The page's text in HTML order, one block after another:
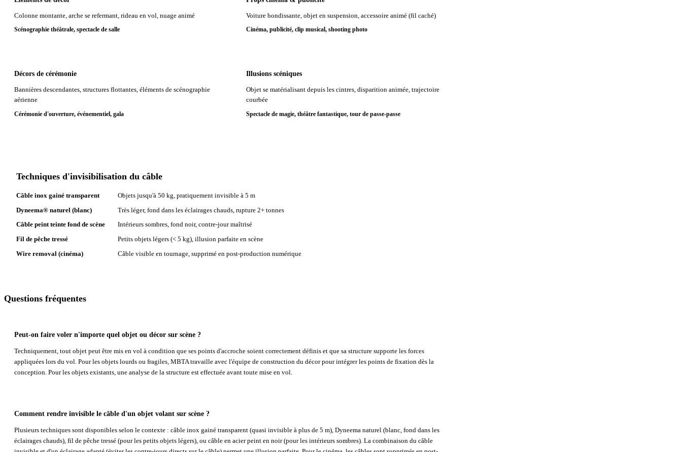
Colonne montante, arche se refermant, rideau en vol, nuage animé
Scénographie théâtrale, spectacle de salle
Voiture bondissante, objet en suspension, accessoire animé (fil caché)
Cinéma, publicité, clip musical, shooting photo
Décors de cérémonie
Bannières descendantes, structures flottantes, éléments de scénographie
aérienne
Cérémonie d'ouverture, événementiel, gala
Illusions scéniques
Objet se matérialisant depuis les cintres, disparition animée, trajectoire
courbée
Spectacle de magie, théâtre fantastique, tour de passe-passe
Techniques d'invisibilisation du câble
Câble inox gainé transparent
Objets jusqu'à 50 kg, pratiquement invisible à 5 m
Dyneema® naturel (blanc)
Très léger, fond dans les éclairages chauds, rupture 2+ tonnes
Câble peint teinte fond de scène
Intérieurs sombres, fond noir, contre-jour maîtrisé
Fil de pêche tressé
Petits objets légers (< 5 kg), illusion parfaite en scène
Wire removal (cinéma)
Câble visible en tournage, supprimé en post-production numérique
Questions fréquentes
Peut-on faire voler n'importe quel objet ou décor sur scène ?
Techniquement, tout objet peut être mis en vol à condition que ses points d'accroche soient correctement définis et que sa structure supporte les forces
appliquées lors du vol. Pour les objets lourds ou fragiles, MBTA travaille avec l'équipe de construction du décor pour intégrer les points de fixation dès la
conception. Pour les objets existants, une analyse de la structure est effectuée avant toute mise en vol.
Comment rendre invisible le câble d'un objet volant sur scène ?
Plusieurs techniques sont disponibles selon le contexte : câble inox gainé transparent (quasi invisible à plus de 5 m), Dyneema naturel (blanc, fond dans les
éclairages chauds), fil de pêche tressé (pour les petits objets légers), ou câble en acier peint en noir (pour les intérieurs sombres). La combinaison du câble